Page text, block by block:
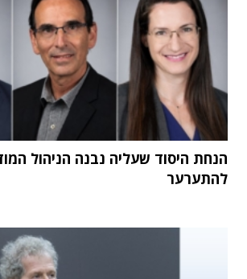
הנחת היסוד שעליה נבנה הניהול
להתערער